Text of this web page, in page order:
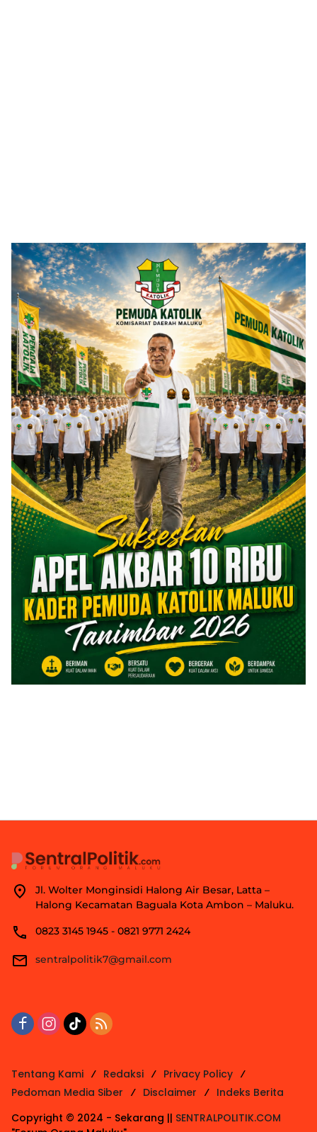
Jl. Wolter Monginsidi Halong Air Besar, Latta –
Halong Kecamatan Baguala Kota Ambon – Maluku.
0823 3145 1945 - 0821 9771 2424
sentralpolitik7@gmail.com
Tentang Kami Redaksi
Privacy Policy
Pedoman Media Siber
Disclaimer
Indeks Berita
Copyright © 2024 - Sekarang || SENTRALPOLITIK.COM